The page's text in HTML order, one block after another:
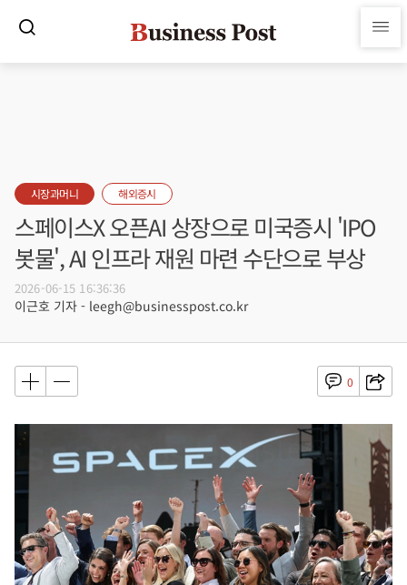
시장과머니 해외증시
스페이스X 오픈AI 상장으로 미국증시 'IPO
봇물', AI 인프라 재원 마련 수단으로 부상
2026-06-15 16:36:36
이근호 기자 - leegh@businesspost.co.kr
0